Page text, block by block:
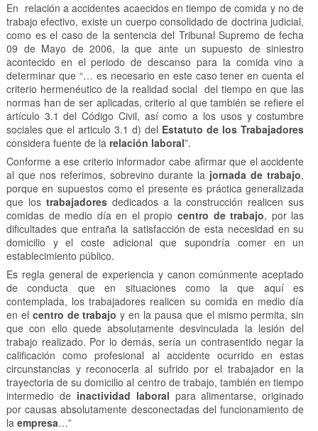
En relación a accidentes acaecidos en tiempo de comida y no de
trabajo efectivo, existe un cuerpo consolidado de doctrina judicial,
como es el caso de la sentencia del Tribunal Supremo de fecha
09 de Mayo de 2006, la que ante un supuesto de siniestro
acontecido en el periodo de descanso para la comida vino a
determinar que “… es necesario en este caso tener en cuenta el
criterio hermenéutico de la realidad social del tiempo en que las
normas han de ser aplicadas, criterio al que también se refiere el
artículo 3.1 del Código Civil, así como a los usos y costumbre
sociales que el articulo 3.1 d) del Estatuto de los Trabajadores
considera fuente de la relación laboral”.
Conforme a ese criterio informador cabe afirmar que el accidente
al que nos referimos, sobrevino durante la jornada de trabajo,
porque en supuestos como el presente es práctica generalizada
que los trabajadoresdedicados a la construcción realicen sus
comidas de medio día en el propio centro de trabajo, por las
dificultades que entraña la satisfacción de esta necesidad en su
domicilio y el coste adicional que supondría comer en un
establecimiento público.
Es regla general de experiencia y canon comúnmente aceptado
de conducta que en situaciones como la que aquí es
contemplada, los trabajadores realicen su comida en medio día
en el centro de trabajo y en la pausa que el mismo permita, sin
que con ello quede absolutamente desvinculada la lesión del
trabajo realizado. Por lo demás, sería un contrasentido negar la
calificación como profesional al accidente ocurrido en estas
circunstancias y reconocerla al sufrido por el trabajador en la
trayectoria de su domicilio al centro de trabajo, también en tiempo
intermedio de inactividad laboral para alimentarse, originado
por causas absolutamente desconectadas del funcionamiento de
la empresa…”